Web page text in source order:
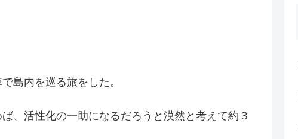
島内を巡る旅をした。
、活性化の一助になるだろうと漠然と考えて約３